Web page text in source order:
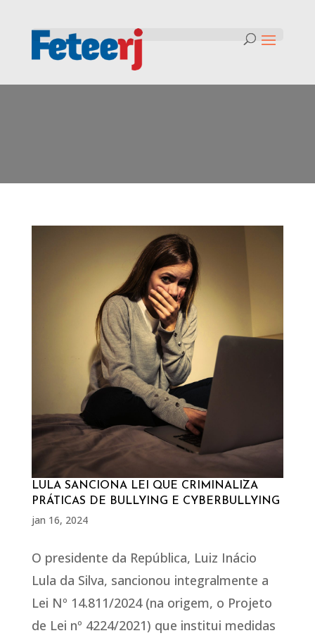
LULA SANCIONA LEI QUE CRIMINALIZA
PRÁTICAS DE BULLYING E CYBERBULLYING
jan 16, 2024
O presidente da República, Luiz Inácio
Lula da Silva, sancionou integralmente a
Lei Nº 14.811/2024 (na origem, o Projeto
de Lei nº 4224/2021) que institui medidas